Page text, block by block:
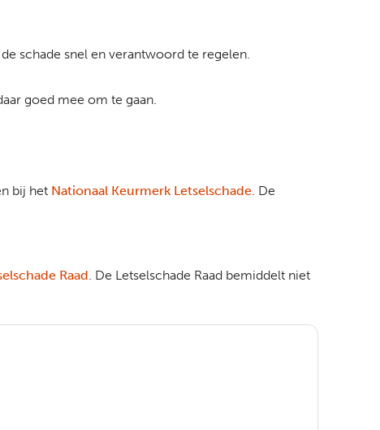
schade snel en verantwoord te regelen.
goed mee om te gaan.
bij het Nationaal Keurmerk Letselschade. De
Raad. De Letselschade Raad bemiddelt niet